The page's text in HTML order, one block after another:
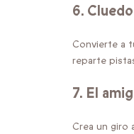
6.
Convierte a
reparte
7. El
Crea un giro